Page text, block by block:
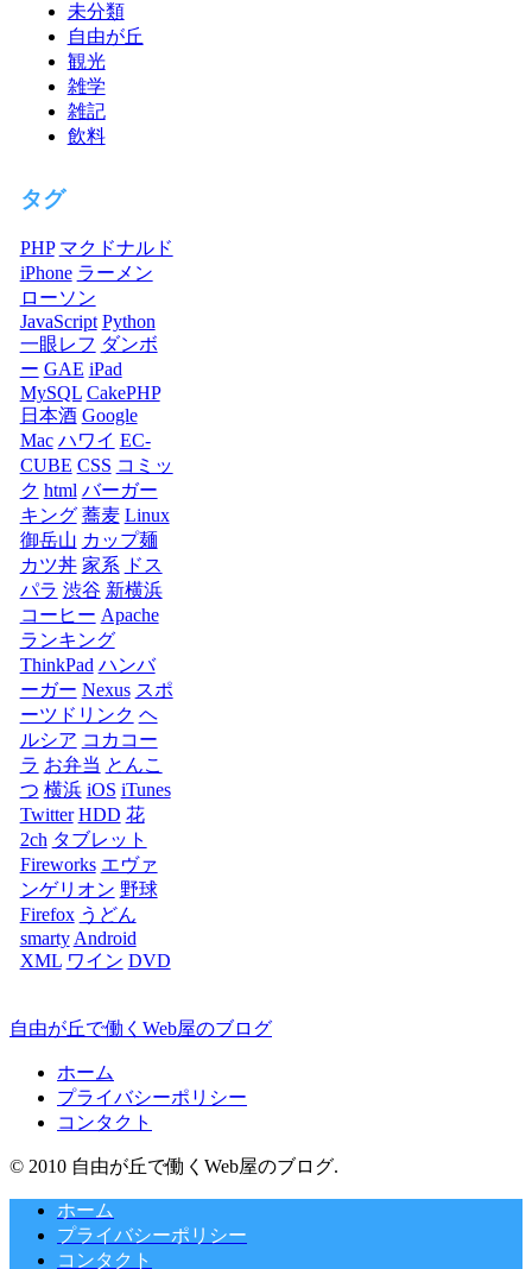
未分類
自由が丘
観光
雑学
雑記
飲料
タグ
PHP マクドナルド
iPhone ラーメン
ローソン
JavaScript Python
一眼レフ ダンボ
ー GAE iPad
MySQL CakePHP
日本酒 Google
Mac ハワイ EC-
CUBE CSS コミッ
ク html バーガー
キング 蕎麦 Linux
御岳山 カップ麺
カツ丼 家系 ドス
パラ 渋谷 新横浜
コーヒー Apache
ランキング
ThinkPad ハンバ
ーガー Nexus スポ
ーツドリンク ヘ
ルシア コカコー
ラ お弁当 とんこ
つ 横浜 iOS iTunes
Twitter HDD 花
2ch タブレット
Fireworks エヴァ
ンゲリオン 野球
Firefox うどん
smartyAndroid
XML ワイン DVD
自由が丘で働くWeb屋のブログ
ホーム
プライバシーポリシー
コンタクト
© 2010 自由が丘で働くWeb屋のブログ.
ホーム
プライバシーポリシー
コンタクト